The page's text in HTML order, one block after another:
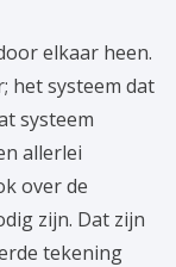
elkaar heen.
het systeem dat
systeem
allerlei
over de
zijn. Dat zijn
tekening